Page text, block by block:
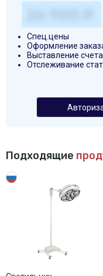
Спец.цены
Оформление
Выставление счета
Отслеживание
Подходящие